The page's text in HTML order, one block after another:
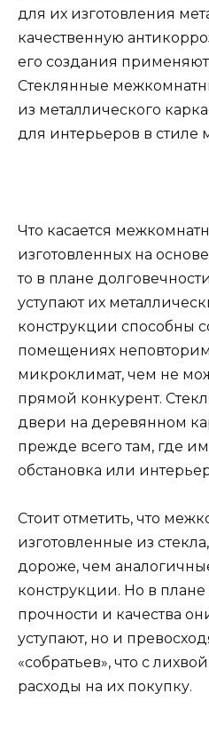
для их изготовления
качественную
его создания
Стеклянные
из металлического
для интерьеров в стиле
Что касается
изготовленных на
то в плане
уступают их
конструкции способны
помещениях
микроклимат, чем не
прямой конкурент.
двери на деревянном
прежде всего там, где
обстановка или
Стоит отметить, что
изготовленные из
дороже, чем
конструкции. Но в плане
прочности и качества
уступают, но и
«собратьев», что с
расходы на их покупку.